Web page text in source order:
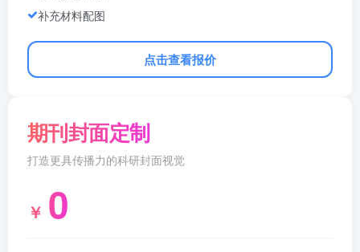
补充材料配图
点击查看报价
期刊封面定制
打造更具传播力的科研封面视觉
￥ 0